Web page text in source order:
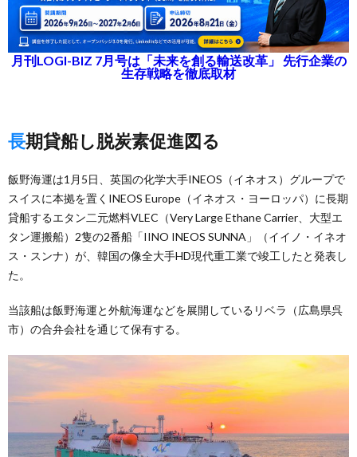
月刊LOGI-BIZ 7月号は「未来を創る輸送改革」 先行企業の
生存戦略を徹底取材
長期貸船し脱炭素促進図る
飯野海運は1月5日、英国の化学大手INEOS（イネオス）グループで
スイスに本拠を置くINEOS Europe（イネオス・ヨーロッパ）に長期
貸船するエタン二元燃料VLEC（Very Large Ethane Carrier、大型エ
タン運搬船）2隻の2番船「IINO INEOS SUNNA」（イイノ・イネオ
ス・スンナ）が、韓国の像全大手HD現代重工業で竣工したと発表し
た。
当該船は飯野海運と外航海運などを展開しているリベラ（広島県呉
市）の合弁会社を通じて保有する。